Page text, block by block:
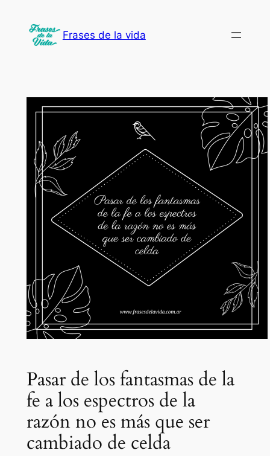
contenido
Frases de la vida
Pasar de los fantasmas de la
fe a los espectros de la
razón no es más que ser
cambiado de celda